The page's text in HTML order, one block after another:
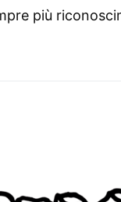
più